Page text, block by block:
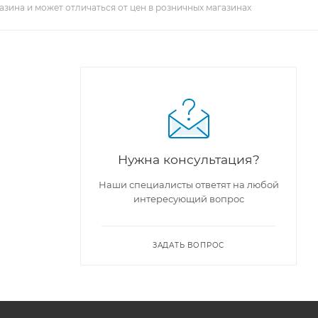
и может отличаться от цен в розничных магазинах
Нужна консультация?
Наши специалисты ответят на любой
интересующий вопрос
ЗАДАТЬ ВОПРОС